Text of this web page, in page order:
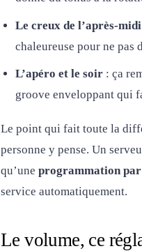
Le creux de l’après-midi
chaleureuse pour ne pas
L’apéro et le soir: ça
groove enveloppant qui
Le point qui fait toute la
personne y pense. Un
qu’une programmation
service automatiquement.
Le volume, ce